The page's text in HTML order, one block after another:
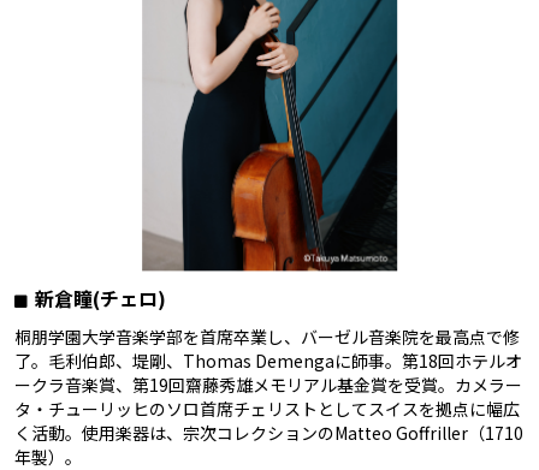
新倉瞳(チェロ)
桐朋学園大学音楽学部を首席卒業し、バーゼル音楽院を最高点で修
了。毛利伯郎、堤剛、Thomas Demengaに師事。第18回ホテルオ
ークラ音楽賞、第19回齋藤秀雄メモリアル基金賞を受賞。カメラー
タ・チューリッヒのソロ首席チェリストとしてスイスを拠点に幅広
く活動。使用楽器は、宗次コレクションのMatteo Goffriller（1710
年製）。